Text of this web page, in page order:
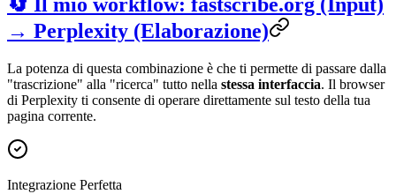
🔄 Il mio workflow: fastscribe.org (Input)
→ Perplexity (Elaborazione)
La potenza di questa combinazione è che ti permette di passare dalla
"trascrizione" alla "ricerca" tutto nella stessa interfaccia. Il browser
di Perplexity ti consente di operare direttamente sul testo della tua
pagina corrente.
Integrazione Perfetta